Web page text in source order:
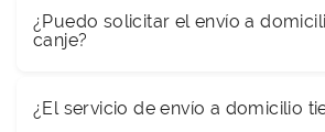
¿Puedo solicitar el envío a
canje?
¿El servicio de envío a domicilio